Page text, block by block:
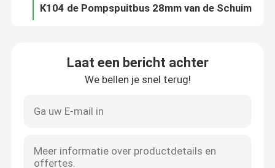
Neem contact met ons op
De spuitbus van de trekkerpomp
Laat een bericht achter
We bellen je snel terug!